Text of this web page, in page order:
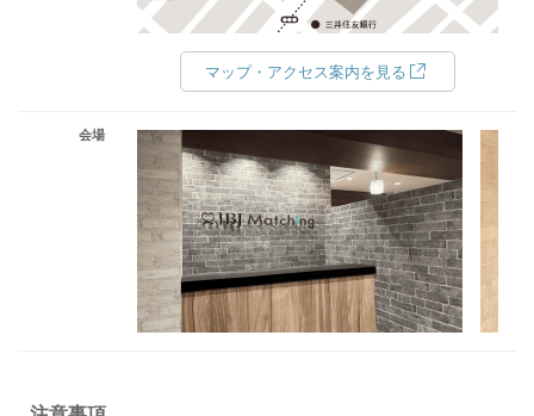
マップ・アクセス案内を見る
会場